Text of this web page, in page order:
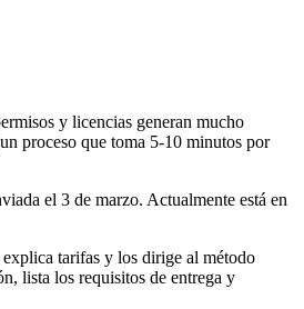
y licencias generan mucho
proceso que toma 5-10 minutos por
el 3 de marzo. Actualmente está en
tarifas y los dirige al método
lista los requisitos de entrega y